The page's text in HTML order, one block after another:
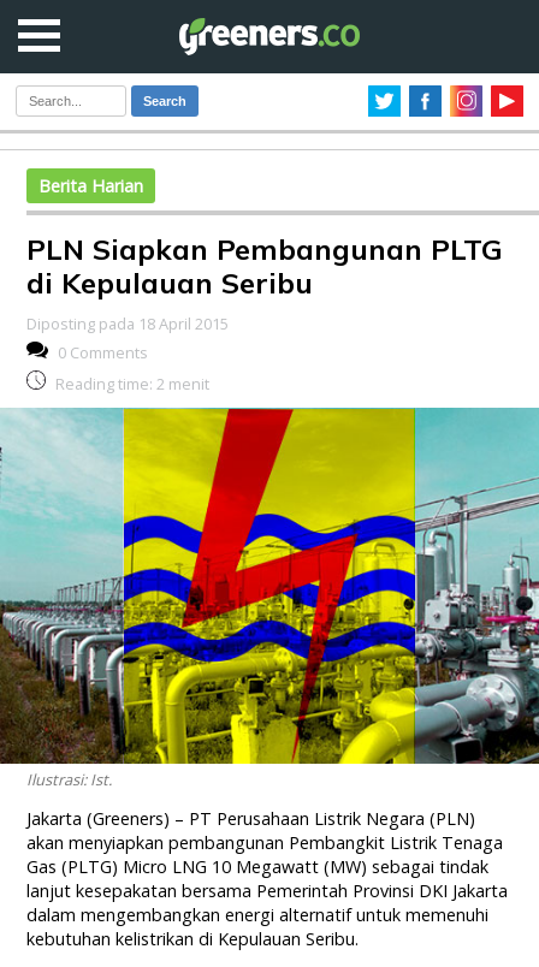
Search
Berita Harian
PLN Siapkan Pembangunan PLTG
di Kepulauan Seribu
Diposting pada 18 April 2015
0 Comments
Reading time: 2 menit
Ilustrasi: Ist.
Jakarta (Greeners) – PT Perusahaan Listrik Negara (PLN)
akan menyiapkan pembangunan Pembangkit Listrik Tenaga
Gas (PLTG) Micro LNG 10 Megawatt (MW) sebagai tindak
lanjut kesepakatan bersama Pemerintah Provinsi DKI Jakarta
dalam mengembangkan energi alternatif untuk memenuhi
kebutuhan kelistrikan di Kepulauan Seribu.